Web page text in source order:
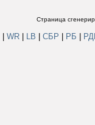
Страница
WR LB СБР РБ